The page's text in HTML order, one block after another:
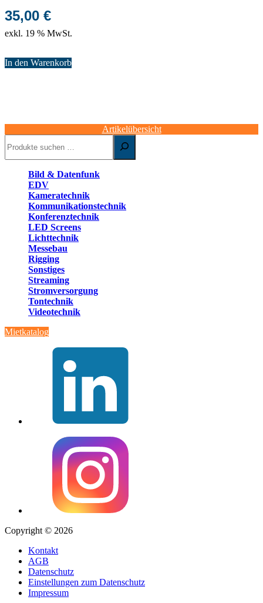
35,00 €
exkl. 19 % MwSt.
In den Warenkorb
Artikelübersicht
Bild & Datenfunk
EDV
Kameratechnik
Kommunikationstechnik
Konferenztechnik
LED Screens
Lichttechnik
Messebau
Rigging
Sonstiges
Streaming
Stromversorgung
Tontechnik
Videotechnik
Mietkatalog
Copyright © 2026
Kontakt
AGB
Datenschutz
Einstellungen zum Datenschutz
Impressum